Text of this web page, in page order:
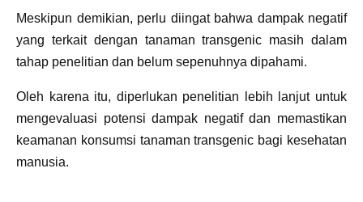
Meskipun demikian, perlu diingat bahwa dampak negatif
yang terkait dengan tanaman transgenic masih dalam
tahap penelitian dan belum sepenuhnya dipahami.
Oleh karena itu, diperlukan penelitian lebih lanjut untuk
mengevaluasi potensi dampak negatif dan memastikan
keamanan konsumsi tanaman transgenic bagi kesehatan
manusia.